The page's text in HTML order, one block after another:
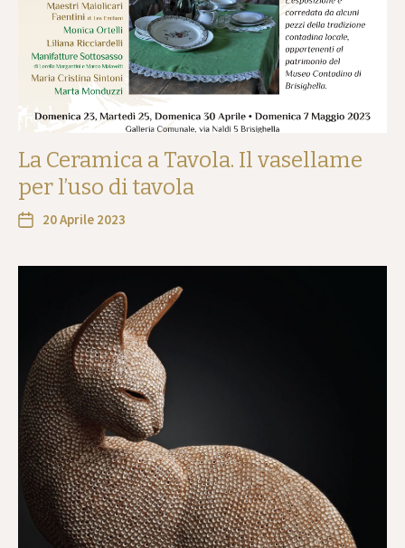
La Ceramica a Tavola. Il vasellame
per l’uso di tavola
20 Aprile 2023